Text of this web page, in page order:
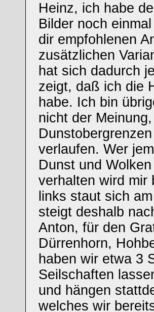
Heinz, ich habe
Bilder noch
dir empfohlenen
zusätzlichen
hat sich dadurch
zeigt, daß ich die
habe. Ich bin
nicht der
verlaufen. Wer
Dunst und
verhalten wird mir
links staut sich
steigt deshalb
Anton, für den
Dürrenhorn,
haben wir etwa 3
Seilschaften
und hängen
welches wir